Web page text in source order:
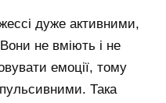
дуже активними,
не вміють і не
емоції, тому
Така